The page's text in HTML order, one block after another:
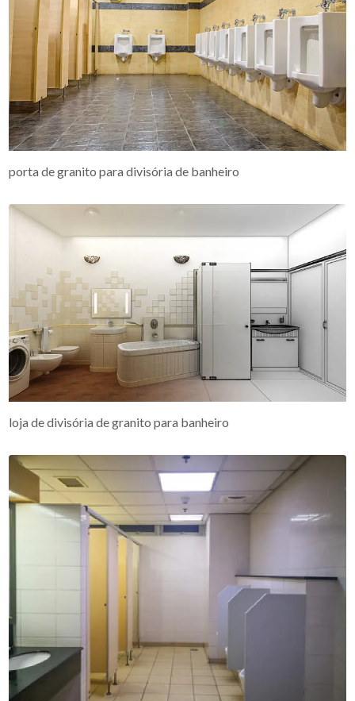
porta de granito para divisória de banheiro
loja de divisória de granito para banheiro